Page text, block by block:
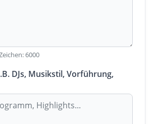
6000
DJs, Musikstil, Vorführung,